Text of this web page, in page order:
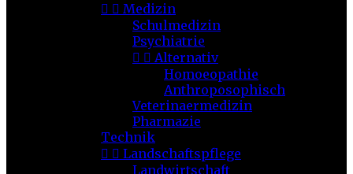
  Medizin
Schulmedizin
Psychiatrie
  Alternativ
Homoeopathie
Anthroposophisch
Veterinaermedizin
Pharmazie
Technik
  Landschaftspflege
Landwirtschaft